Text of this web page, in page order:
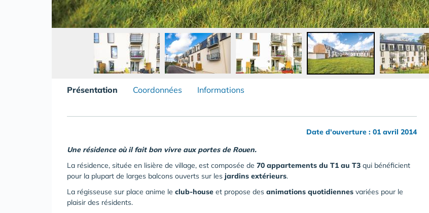
Présentation Coordonnées Informations
Date d'ouverture : 01 avril 2014
Une résidence où il fait bon vivre aux portes de Rouen.
La résidence, située en lisière de village, est composée de 70 appartements du T1 au T3 qui bénéficient
pour la plupart de larges balcons ouverts sur les jardins extérieurs.
La régisseuse sur place anime le club-house et propose des animations quotidiennes variées pour le
plaisir des résidents.